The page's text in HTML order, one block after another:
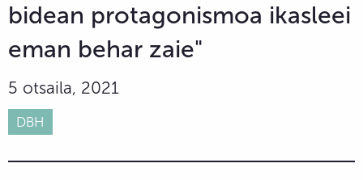
bidean protagonismoa ikasleei
eman behar zaie"
5 otsaila, 2021
DBH